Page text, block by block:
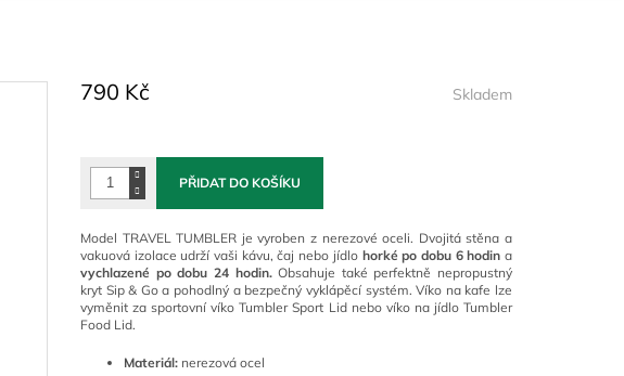
790 Kč Skladem
PŘIDAT DO KOŠÍKU
Model TRAVEL TUMBLER je vyroben z nerezové oceli. Dvojitá stěna a
vakuová izolace udrží vaši kávu, čaj nebo jídlo horké po dobu 6 hodin a
vychlazené po dobu 24 hodin.Obsahuje také perfektně nepropustný
kryt Sip & Go a pohodlný a bezpečný vyklápěcí systém. Víko na kafe lze
vyměnit za sportovní víko Tumbler Sport Lid nebo víko na jídlo Tumbler
Food Lid.
Materiál: nerezová ocel